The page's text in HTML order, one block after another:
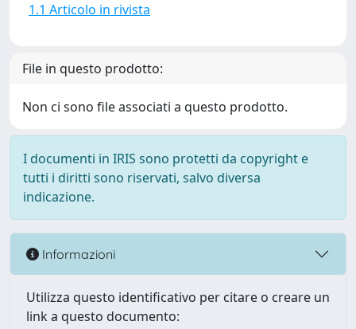
1.1 Articolo in rivista
File in questo prodotto:
Non ci sono file associati a questo prodotto.
I documenti in IRIS sono protetti da copyright e
tutti i diritti sono riservati, salvo diversa
indicazione.
Informazioni
Utilizza questo identificativo per citare o creare un
link a questo documento: